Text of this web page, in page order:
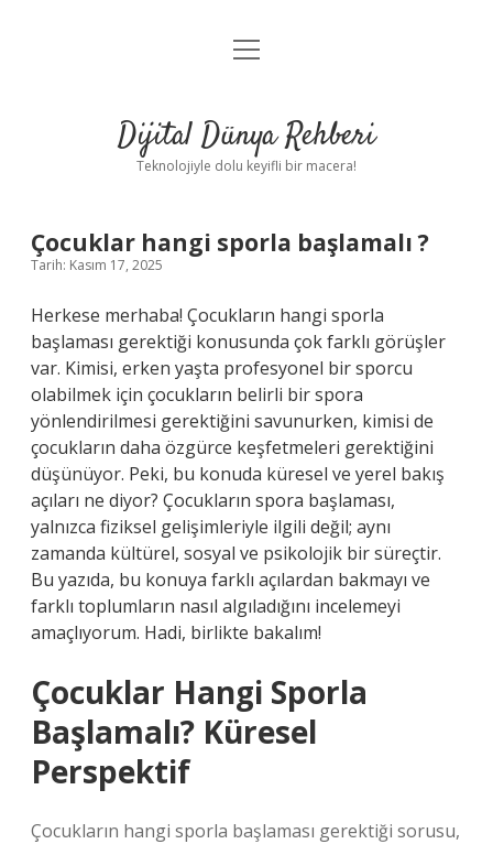
Anasayfa
Yasal Uyarı
menüyü
Dijital Dünya Rehberi
Teknolojiyle dolu keyifli bir macera!
Çocuklar hangi sporla başlamalı ?
Tarih: Kasım 17, 2025
Herkese merhaba! Çocukların hangi sporla
başlaması gerektiği konusunda çok farklı görüşler
var. Kimisi, erken yaşta profesyonel bir sporcu
olabilmek için çocukların belirli bir spora
yönlendirilmesi gerektiğini savunurken, kimisi de
çocukların daha özgürce keşfetmeleri gerektiğini
düşünüyor. Peki, bu konuda küresel ve yerel bakış
açıları ne diyor? Çocukların spora başlaması,
yalnızca fiziksel gelişimleriyle ilgili değil; aynı
zamanda kültürel, sosyal ve psikolojik bir süreçtir.
Bu yazıda, bu konuya farklı açılardan bakmayı ve
farklı toplumların nasıl algıladığını incelemeyi
amaçlıyorum. Hadi, birlikte bakalım!
Çocuklar Hangi Sporla
Başlamalı? Küresel
Perspektif
Çocukların hangi sporla başlaması gerektiği sorusu,